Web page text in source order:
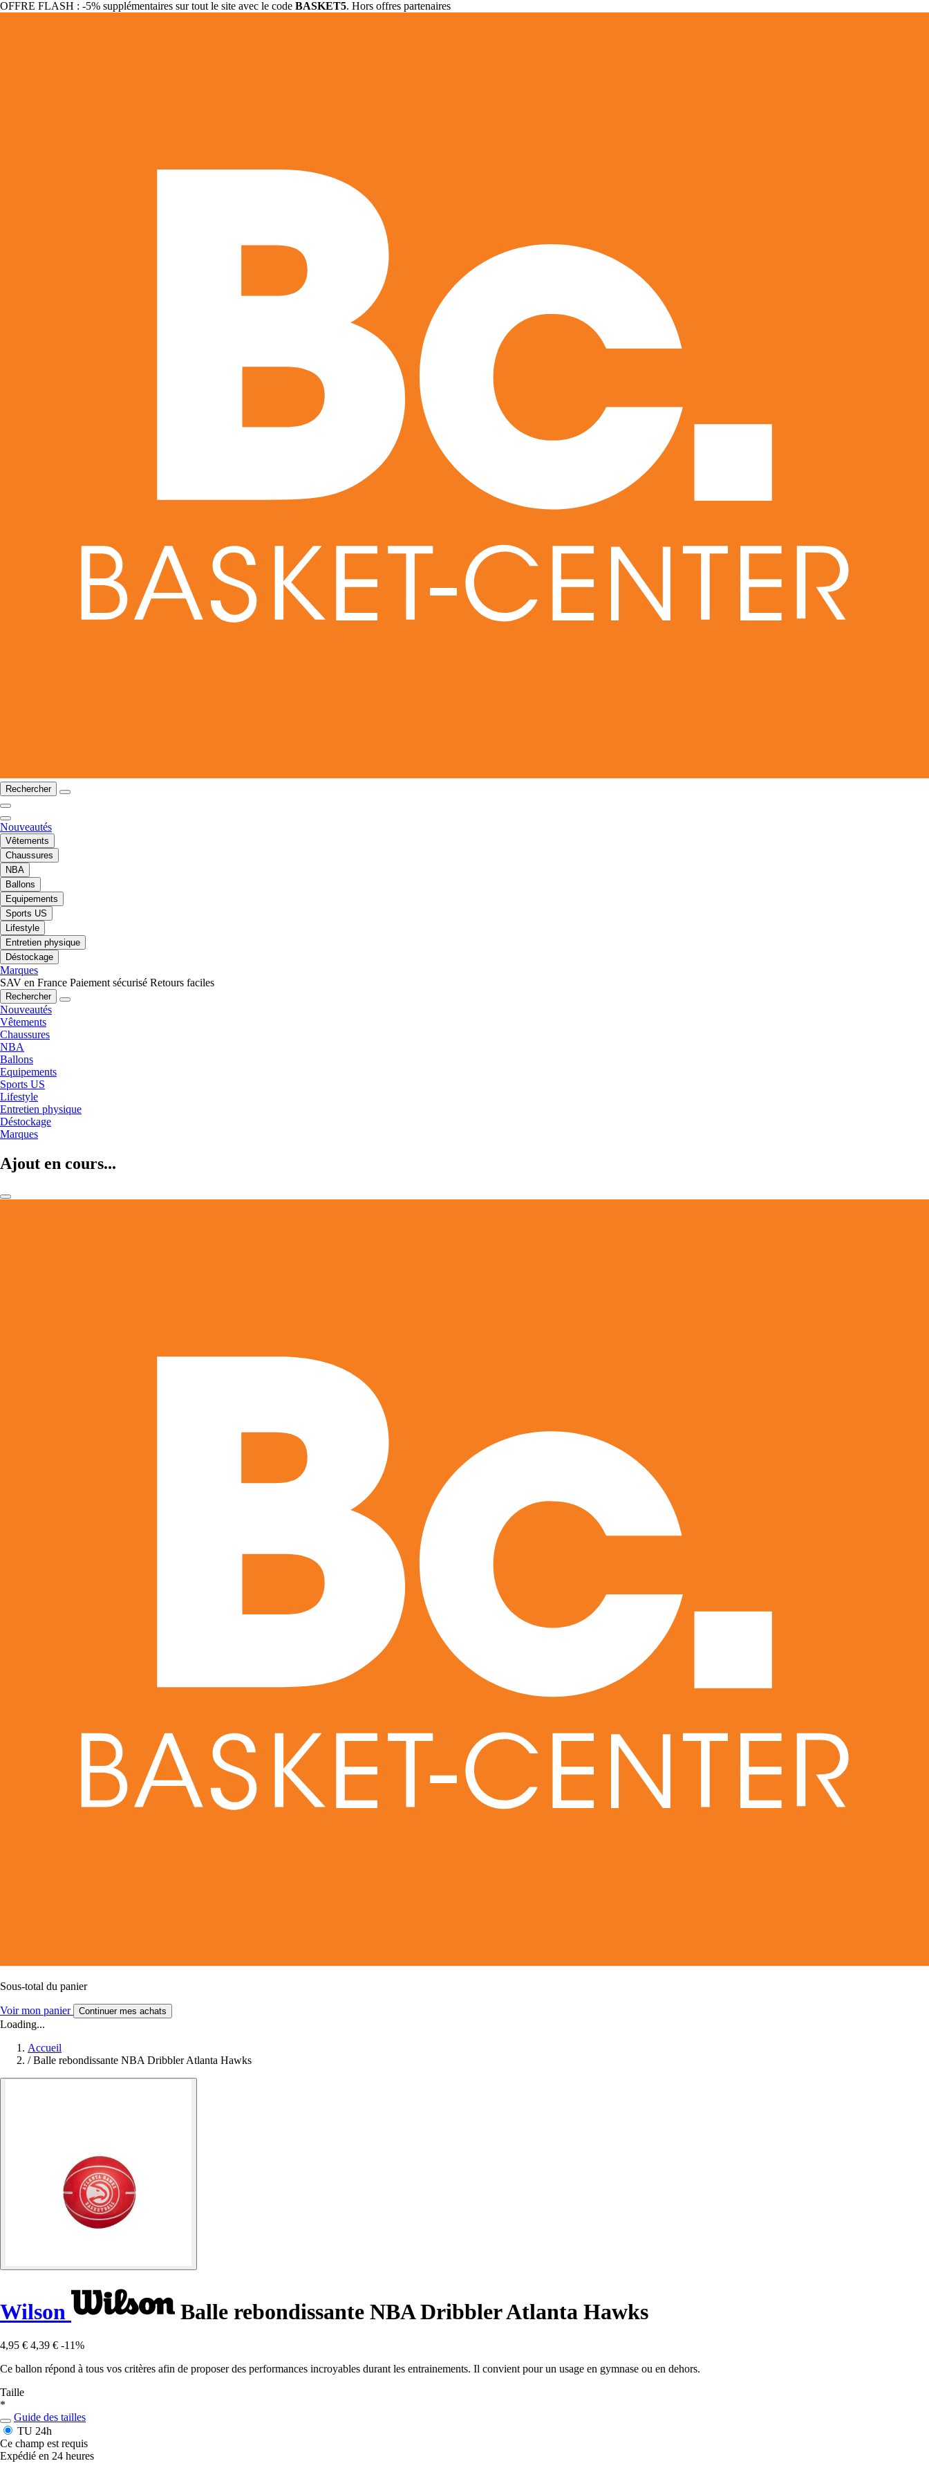
OFFRE FLASH : -5% supplémentaires sur tout le site avec le code BASKET5. Hors offres partenaires
Rechercher
Nouveautés
Vêtements
Chaussures
NBA
Ballons
Equipements
Sports US
Lifestyle
Entretien physique
Déstockage
Marques
SAV en France Paiement sécurisé Retours faciles
Rechercher
Nouveautés
Vêtements
Chaussures
NBA
Ballons
Equipements
Sports US
Lifestyle
Entretien physique
Déstockage
Marques
Ajout en cours...
Sous-total du panier
Voir mon panier Continuer mes achats
Loading...
Accueil
/ Balle rebondissante NBA Dribbler Atlanta Hawks
Wilson Balle rebondissante NBA Dribbler Atlanta Hawks
4,95 € 4,39 € -11%
Ce ballon répond à tous vos critères afin de proposer des performances incroyables durant les entrainements. Il convient pour un usage en gymnase ou en dehors.
Taille
*
Guide des tailles
TU 24h
Ce champ est requis
Expédié en 24 heures